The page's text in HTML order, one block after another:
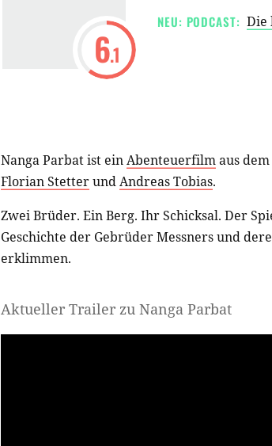
6.1
NEU: PODCAST: Die
Nanga Parbat ist einAbenteuerfilmaus
Florian StetterundAndreas Tobias.
Zwei Brüder. Ein Berg. Ihr Schicksal. Der
Geschichte der Gebrüder Messners und
erklimmen.
Aktueller Trailer zu Nanga Parbat